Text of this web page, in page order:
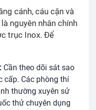
cánh, cáu cặn và
nguyên nhân chính
trục Inox. Để
Cần theo dõi sát sao
cấp. Các phòng thí
thường xuyên sử
thử chuyên dụng